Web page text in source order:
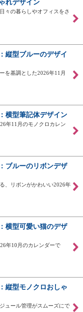
れデザイン
々の暮らしやオフィスをさ
縦型ブルーのデザイ
を基調とした2026年11月
横型筆記体デザイン
年11月のモノクロカレン
ブルーのリボンデザ
、リボンがかわいい2026年
横型可愛い猫のデザ
年10月のカレンダーで
縦型モノクロおしゃ
ュール管理がスムーズにで